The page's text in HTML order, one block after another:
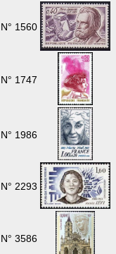
N° 1560
N° 1747
N° 1986
N° 2293
N° 3586